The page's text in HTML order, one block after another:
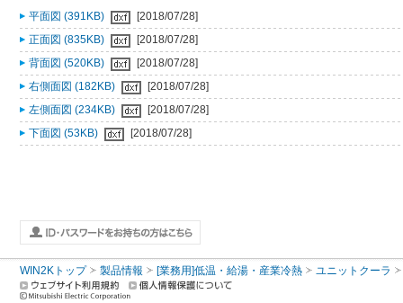
平面図 (391KB)
[2018/07/28]
正面図 (835KB)
[2018/07/28]
背面図 (520KB)
[2018/07/28]
右側面図 (182KB)
[2018/07/28]
左側面図 (234KB)
[2018/07/28]
下面図 (53KB)
[2018/07/28]
WIN2Kトップ 製品情報 [業務用]低温・給湯・産業冷熱 ユニットクーラ